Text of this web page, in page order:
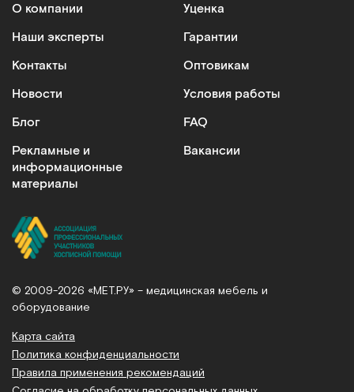
О компании
Наши эксперты
Контакты
Новости
Блог
Рекламные и
информационные
материалы
Уценка
Гарантии
Оптовикам
Условия работы
FAQ
Вакансии
© 2009-2026 «МЕТ.РУ» – медицинская мебель и
оборудование
Карта сайта
Политика конфиденциальности
Правила применения рекомендаций